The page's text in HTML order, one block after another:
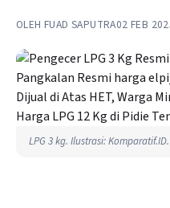
OLEH FUAD SAPUTRA02 FEB
LPG 3 kg. Ilustrasi: Komparatif.ID.